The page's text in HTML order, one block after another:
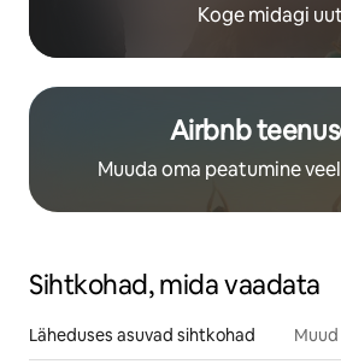
Koge midagi uut
Airbnb
Muuda oma peatumine
Sihtkohad, mida vaadata
Läheduses asuvad sihtkohad